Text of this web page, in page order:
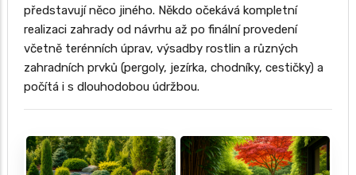
představují něco jiného. Někdo očekává kompletní
realizaci zahrady od návrhu až po finální provedení
včetně terénních úprav, výsadby rostlin a různých
zahradních prvků (pergoly, jezírka, chodníky, cestičky) a
počítá i s dlouhodobou údržbou.